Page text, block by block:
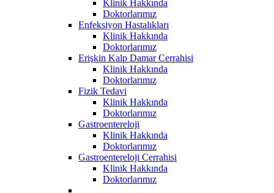
Klinik Hakkında
Doktorlarımız
Enfeksiyon Hastalıkları
Klinik Hakkında
Doktorlarımız
Erişkin Kalp Damar Cerrahisi
Klinik Hakkında
Doktorlarımız
Fizik Tedavi
Klinik Hakkında
Doktorlarımız
Gastroentereloji
Klinik Hakkında
Doktorlarımız
Gastroentereloji Cerrahisi
Klinik Hakkında
Doktorlarımız